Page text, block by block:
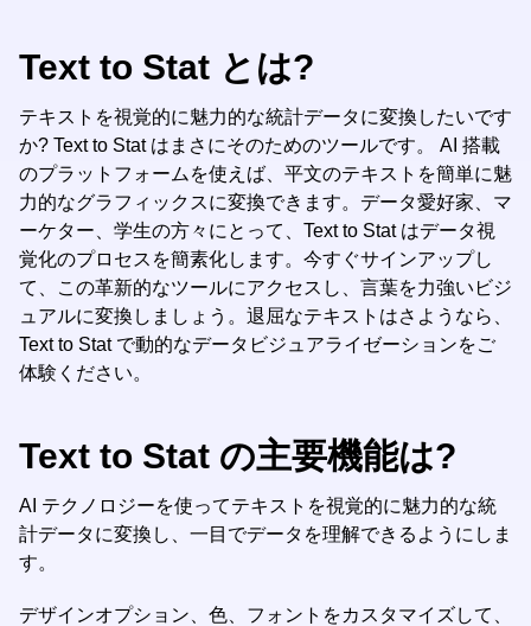
Text to Stat とは?
テキストを視覚的に魅力的な統計データに変換したいです
か? Text to Stat はまさにそのためのツールです。 AI 搭載
のプラットフォームを使えば、平文のテキストを簡単に魅
力的なグラフィックスに変換できます。データ愛好家、マ
ーケター、学生の方々にとって、Text to Stat はデータ視
覚化のプロセスを簡素化します。今すぐサインアップし
て、この革新的なツールにアクセスし、言葉を力強いビジ
ュアルに変換しましょう。退屈なテキストはさようなら、
Text to Stat で動的なデータビジュアライゼーションをご
体験ください。
Text to Stat の主要機能は?
AI テクノロジーを使ってテキストを視覚的に魅力的な統
計データに変換し、一目でデータを理解できるようにしま
す。
デザインオプション、色、フォントをカスタマイズして、